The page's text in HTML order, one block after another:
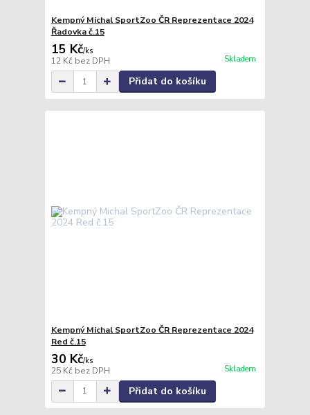
Kempný Michal SportZoo ČR Reprezentace 2024
Řadovka č.15
15 Kč/ks
12 Kč bez DPH Skladem
Přidat do košíku
Kempný Michal SportZoo ČR Reprezentace 2024
Red č.15
30 Kč/ks
25 Kč bez DPH Skladem
Přidat do košíku